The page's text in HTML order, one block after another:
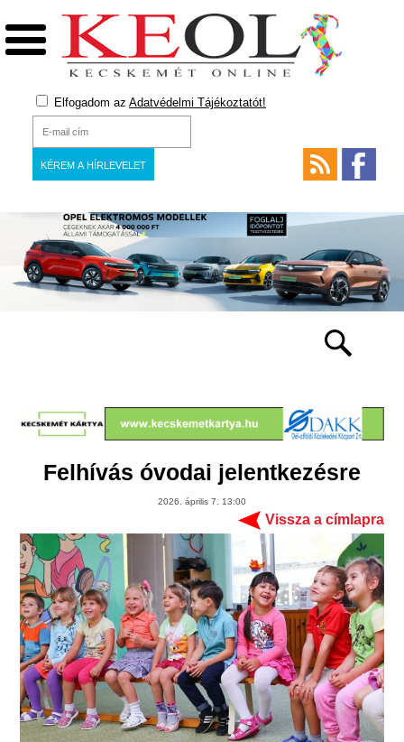
Elfogadom az Adatvédelmi Tájékoztatót!
Felhívás óvodai jelentkezésre
2026. április 7. 13:00
Vissza a címlapra